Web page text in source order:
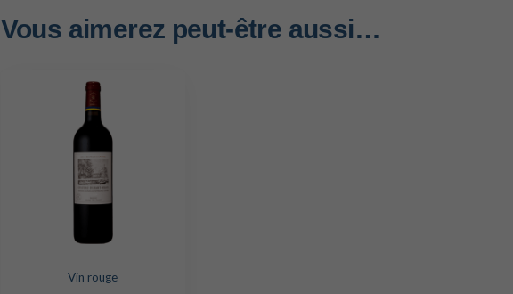
Vous aimerez peut-être aussi…
Vin rouge